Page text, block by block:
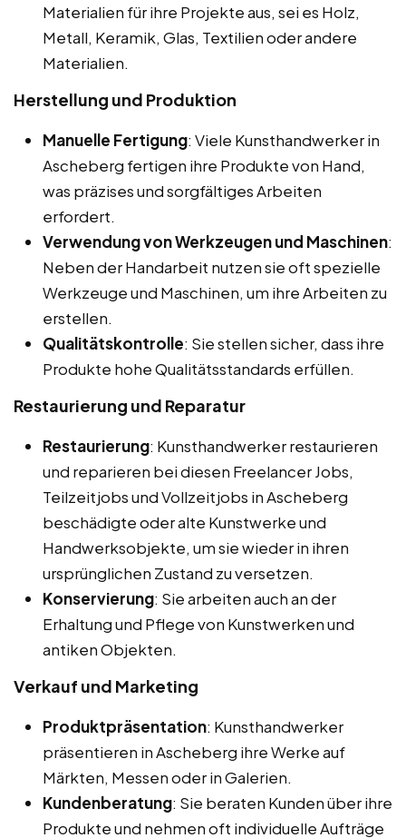
Materialien für ihre Projekte aus, sei es Holz,
Metall, Keramik, Glas, Textilien oder andere
Materialien.
Herstellung und Produktion
Manuelle Fertigung: Viele Kunsthandwerker in
Ascheberg fertigen ihre Produkte von Hand,
was präzises und sorgfältiges Arbeiten
erfordert.
Verwendung von Werkzeugen und Maschinen:
Neben der Handarbeit nutzen sie oft spezielle
Werkzeuge und Maschinen, um ihre Arbeiten zu
erstellen.
Qualitätskontrolle: Sie stellen sicher, dass ihre
Produkte hohe Qualitätsstandards erfüllen.
Restaurierung und Reparatur
Restaurierung: Kunsthandwerker restaurieren
und reparieren bei diesen Freelancer Jobs,
Teilzeitjobs und Vollzeitjobs in Ascheberg
beschädigte oder alte Kunstwerke und
Handwerksobjekte, um sie wieder in ihren
ursprünglichen Zustand zu versetzen.
Konservierung: Sie arbeiten auch an der
Erhaltung und Pflege von Kunstwerken und
antiken Objekten.
Verkauf und Marketing
Produktpräsentation: Kunsthandwerker
präsentieren in Ascheberg ihre Werke auf
Märkten, Messen oder in Galerien.
Kundenberatung: Sie beraten Kunden über ihre
Produkte und nehmen oft individuelle Aufträge